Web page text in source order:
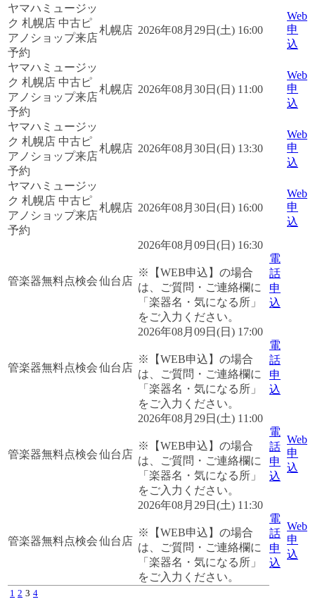
ヤマハミュージッ
ク 札幌店 中古ピ
アノショップ来店
予約
札幌店 2026年08月29日(土) 16:00
Web
申
込
ヤマハミュージッ
ク 札幌店 中古ピ
アノショップ来店
予約
札幌店 2026年08月30日(日) 11:00
Web
申
込
ヤマハミュージッ
ク 札幌店 中古ピ
アノショップ来店
予約
札幌店 2026年08月30日(日) 13:30
Web
申
込
ヤマハミュージッ
ク 札幌店 中古ピ
アノショップ来店
予約
札幌店 2026年08月30日(日) 16:00
Web
申
込
管楽器無料点検会仙台店
2026年08月09日(日) 16:30
※【WEB申込】の場合
は、ご質問・ご連絡欄に
「楽器名・気になる所」
をご入力ください。
電
話
申
込
管楽器無料点検会仙台店
2026年08月09日(日) 17:00
※【WEB申込】の場合
は、ご質問・ご連絡欄に
「楽器名・気になる所」
をご入力ください。
電
話
申
込
管楽器無料点検会仙台店
2026年08月29日(土) 11:00
※【WEB申込】の場合
は、ご質問・ご連絡欄に
「楽器名・気になる所」
をご入力ください。
電
話
申
込
Web
申
込
管楽器無料点検会仙台店
2026年08月29日(土) 11:30
※【WEB申込】の場合
は、ご質問・ご連絡欄に
「楽器名・気になる所」
をご入力ください。
電
話
申
込
Web
申
込
1 2 3 4